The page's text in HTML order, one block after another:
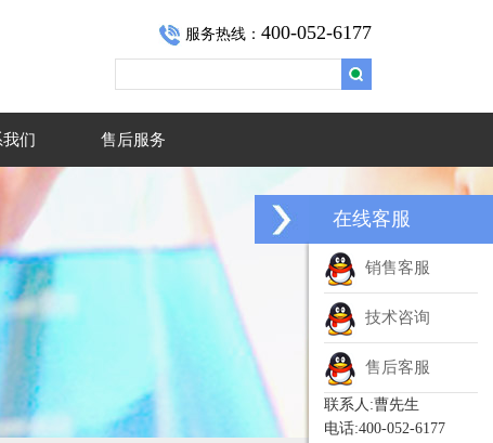
服务热线： 400-052-6177
们 售后服务
在线客服
销售客服
技术咨询
售后客服
联系人:曹先生
电话:400-052-6177